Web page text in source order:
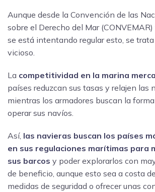
Aunque desde la Convención de las
sobre el Derecho del Mar
se está intentando regular esto, se trata
vicioso.
La competitividad en la marina
países reduzcan sus tasas y relajen las
mientras los armadores buscan la
operar sus navíos.
Así, las navieras buscan los países
en sus regulaciones marítimas para
sus barcos y poder explorarlos con
de beneficio, aunque esto sea a costa
medidas de seguridad o ofrecer unas